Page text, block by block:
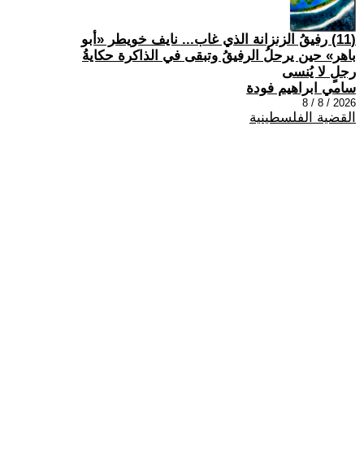
(11) رفيقُ الزنزانة الذي غاب... نايف خويطر «أبو
باهر» حين يرحلُ الرفيقُ وتبقى في الذاكرة حكايةُ
رجلٍ لا يُنسى
سامي ابراهيم فودة
2026 / 8 / 8
القضية الفلسطينية